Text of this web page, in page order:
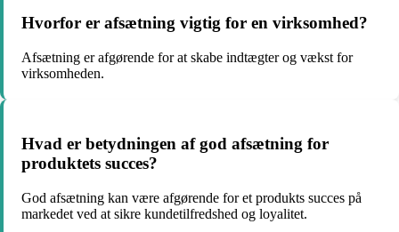
Hvorfor er afsætning vigtig for en virksomhed?
Afsætning er afgørende for at skabe indtægter og vækst for
virksomheden.
Hvad er betydningen af god afsætning for
produktets succes?
God afsætning kan være afgørende for et produkts succes på
markedet ved at sikre kundetilfredshed og loyalitet.